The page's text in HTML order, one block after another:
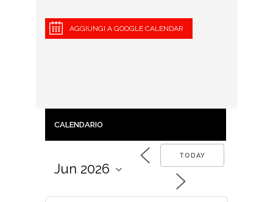
AGGIUNGI A GOOGLE CALENDAR
CALENDARIO
TODAY